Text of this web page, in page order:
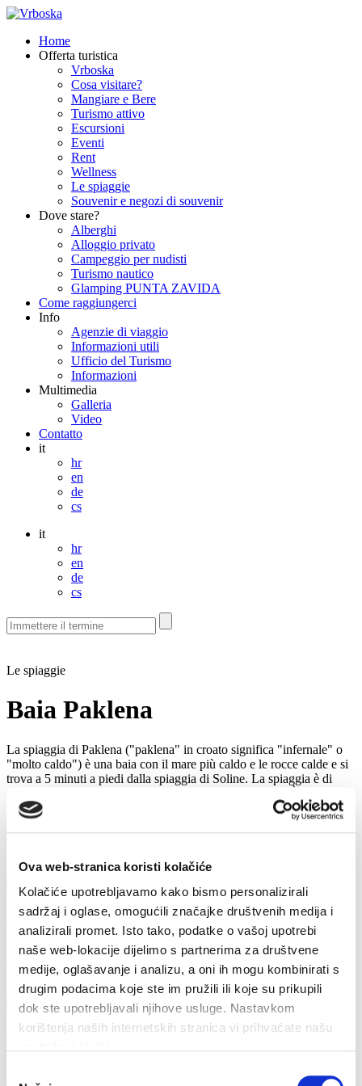
Ova web-stranica koristi kolačiće
Kolačiće upotrebljavamo kako bismo personalizirali
sadržaj i oglase, omogućili značajke društvenih medija i
analizirali promet. Isto tako, podatke o vašoj upotrebi
naše web-lokacije dijelimo s partnerima za društvene
medije, oglašavanje i analizu, a oni ih mogu kombinirati s
drugim podacima koje ste im pružili ili koje su prikupili
dok ste upotrebljavali njihove usluge. Nastavkom
korištenja naših internetskih stranica vi prihvaćate našu
Home
Offerta turistica
Vrboska
Cosa visitare?
Mangiare e Bere
Turismo attivo
Escursioni
Eventi
Rent
Wellness
Le spiaggie
Souvenir e negozi di souvenir
Dove stare?
Alberghi
Alloggio privato
Campeggio per nudisti
Turismo nautico
Glamping PUNTA ZAVIDA
Come raggiungerci
Info
Agenzie di viaggio
Informazioni utili
Ufficio del Turismo
Informazioni
Multimedia
Galleria
Video
Contatto
it
hr
en
de
cs
it
hr
en
de
cs
Le spiaggie
Baia Paklena
La spiaggia di Paklena ("paklena" in croato significa "infernale" o
"molto caldo") è una baia con il mare più caldo e le rocce calde e si
trova a 5 minuti a piedi dalla spiaggia di Soline. La spiaggia è di
possibile trovare posto all'ombra di una pineta o su lastroni naturali
direttamente sul mare.
La spiaggia Soline
La spiaggia di Soline si trova a 1 km dal centro di Vrboska, a 5
minuti in auto o circa mezz'ora a piedi dal mare. La...
Per Saperne Di Più
La spiaggia Zavala
opposto rispetto alla spiaggia di Soline con la...